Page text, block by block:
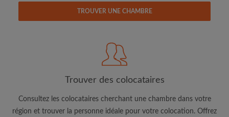
d'Appartager.lu et ai pris connaissance de la Politique de
TROUVER UNE CHAMBRE
Trouver des colocataires
Consultez les colocataires cherchant une chambre dans votre
région et trouver la personne idéale pour votre colocation. Offrez